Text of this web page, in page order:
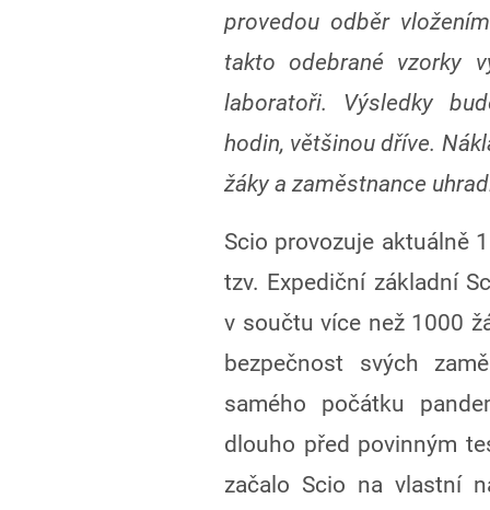
provedou odběr
takto odebrané vzorky
laboratoři. Výsledky
hodin, většinou dříve.
žáky a zaměstnance
Scio provozuje aktuálně
tzv. Expediční základní
v součtu více než 1000
bezpečnost svých
samého počátku
dlouho před povinným
začalo Scio na vlastní